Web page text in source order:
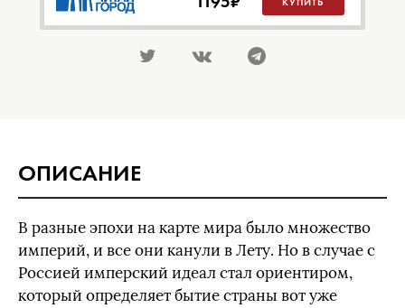
ОПИСАНИЕ
В разные эпохи на карте мира было множество
империй, и все они канули в Лету. Но в случае с
Россией имперский идеал стал ориентиром,
который определяет бытие страны вот уже